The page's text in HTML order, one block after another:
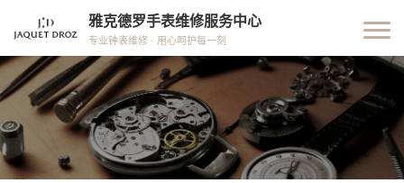
雅克德罗手表维修服务中心
专业钟表维修 · 用心呵护每一刻